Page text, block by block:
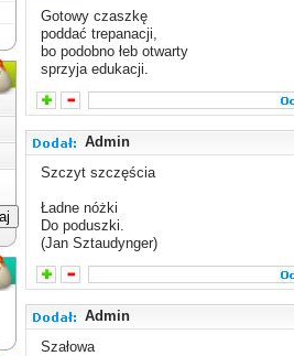
Gotowy czaszkę
poddać trepanacji,
bo podobno łeb otwarty
sprzyja edukacji.
Admin
Szczyt szczęścia
Ładne nóżki
Do poduszki.
(Jan Sztaudynger)
Admin
Szałowa